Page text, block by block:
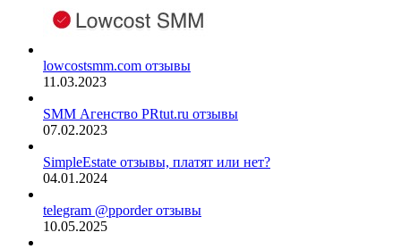
lowcostsmm.com отзывы
11.03.2023
SMM Агенство PRtut.ru отзывы
07.02.2023
SimpleEstate отзывы, платят или нет?
04.01.2024
telegram @pporder отзывы
10.05.2025